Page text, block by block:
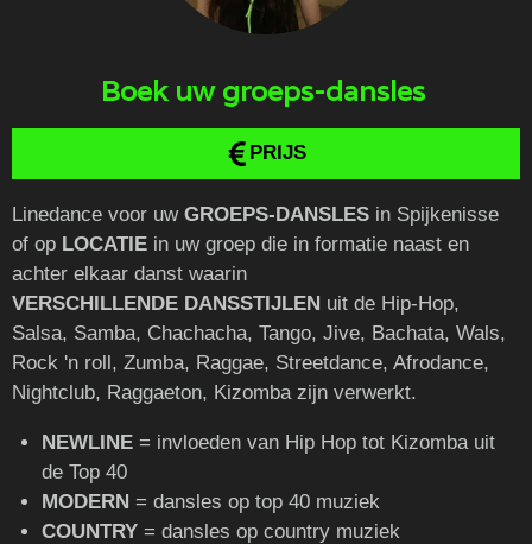
​​Boek uw groeps-dansles
PRIJS
Linedance voor uw GROEPS-DANSLES in Spijkenisse
of op LOCATIE in uw groep die in formatie naast en
achter elkaar danst waarin
VERSCHILLENDE DANSSTIJLEN uit de Hip-Hop,
Salsa, Samba, Chachacha, Tango, Jive, Bachata, Wals,
Rock 'n roll, Zumba, Raggae, Streetdance, Afrodance,
Nightclub, Raggaeton, Kizomba zijn verwerkt.
NEWLINE = invloeden van Hip Hop tot Kizomba uit
de Top 40
MODERN = dansles op top 40 muziek
COUNTRY = dansles op country muziek